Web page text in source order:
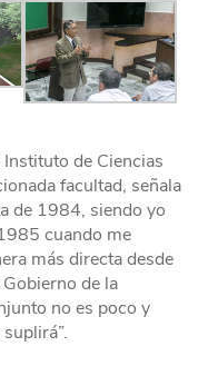
de Ciencias
facultad, señala
de 1984, siendo yo
cuando me
más directa desde
de la
no es poco y